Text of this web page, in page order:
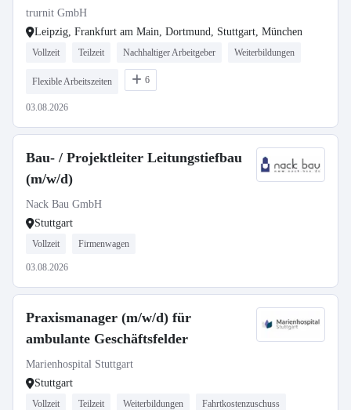
trurnit GmbH
Leipzig, Frankfurt am Main, Dortmund, Stuttgart, München
Vollzeit Teilzeit Nachhaltiger Arbeitgeber Weiterbildungen
Flexible Arbeitszeiten 6
03.08.2026
Bau- / Projektleiter Leitungstiefbau
(m/w/d)
Nack Bau GmbH
Stuttgart
Vollzeit Firmenwagen
03.08.2026
Praxismanager (m/w/d) für
ambulante Geschäftsfelder
Marienhospital Stuttgart
Stuttgart
Vollzeit Teilzeit Weiterbildungen Fahrtkostenzuschuss